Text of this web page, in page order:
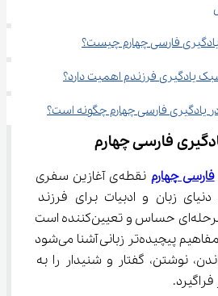
فارسی چهارم چیست؟
یادگیری فرزندم اهمیت دارد؟
یادگیری فارسی چهارم چگونه است؟
فارسی چهارم
فارسی چهارم
نقطه‌ی آغازین سفری
زبان و ادبیات برای فرزند
شماست. پایه چهارم، مرحله‌ای حساس و تعیین‌کننده است
که در آن دانش‌آموز با مفاهیم پیچیده‌تر زبانی آشنا می‌شود
خواندن، نوشتن، گفتار و شنیدار را به